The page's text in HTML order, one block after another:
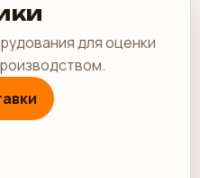
для оценки